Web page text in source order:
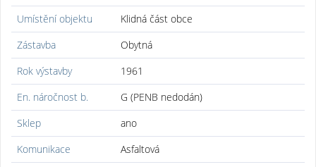
Umístění objektu
Klidná část obce
Zástavba
Obytná
Rok výstavby
1961
En. náročnost b.
G (PENB nedodán)
Sklep
ano
Komunikace
Asfaltová